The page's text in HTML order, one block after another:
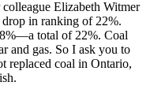
Elizabeth Witmer
in ranking of 22%.
total of 22%. Coal
and gas. So I ask you to
replaced coal in Ontario,